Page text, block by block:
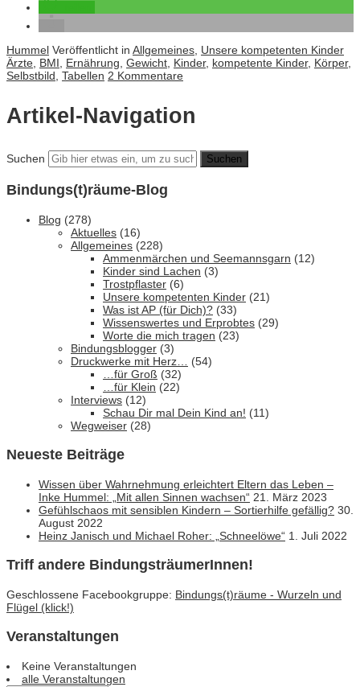
Hummel Veröffentlicht in Allgemeines, Unsere kompetenten Kinder
Ärzte, BMI, Ernährung, Gewicht, Kinder, kompetente Kinder, Körper,
Selbstbild, Tabellen 2 Kommentare
Artikel-Navigation
Suchen
Bindungs(t)räume-Blog
Blog (278)
Aktuelles (16)
Allgemeines (228)
Ammenmärchen und Seemannsgarn (12)
Kinder sind Lachen (3)
Trostpflaster (6)
Unsere kompetenten Kinder (21)
Was ist AP (für Dich)? (33)
Wissenswertes und Erprobtes (29)
Worte die mich tragen (23)
Bindungsblogger (3)
Druckwerke mit Herz… (54)
…für Groß (32)
…für Klein (22)
Interviews (12)
Schau Dir mal Dein Kind an! (11)
Wegweiser (28)
Neueste Beiträge
Wissen über Wahrnehmung erleichtert Eltern das Leben –
Inke Hummel: „Mit allen Sinnen wachsen“ 21. März 2023
Gefühlschaos mit sensiblen Kindern – Sortierhilfe gefällig? 30.
August 2022
Heinz Janisch und Michael Roher: „Schneelöwe“ 1. Juli 2022
Triff andere BindungsträumerInnen!
Geschlossene Facebookgruppe: Bindungs(t)räume - Wurzeln und
Flügel (klick!)
Veranstaltungen
Keine Veranstaltungen
alle Veranstaltungen